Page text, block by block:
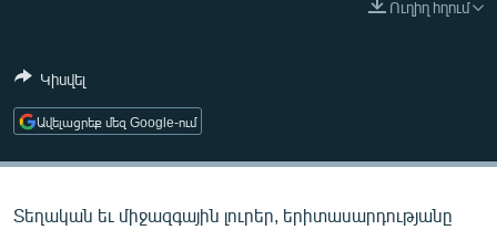
ՄԵԿՆԱԲԱՆՈՒԹՅՈՒՆ
ԿՈՐՈՆԱՎԻՐՈՒՍ
Ուղիղ հղում
Կիսվել
Ավելացրեք մեզ Google-ում
Տեղական եւ միջազգային լուրեր, երիտասարդությանը